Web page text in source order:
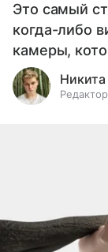
Это самый
когда-либо
камеры,